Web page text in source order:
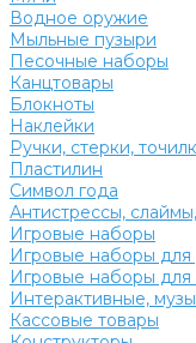
Водное оружие
Мыльные пузыри
Песочные наборы
Канцтовары
Блокноты
Наклейки
Ручки, стерки,
Пластилин
Символ года
Антистрессы,
Игровые наборы
Игровые наборы для
Игровые наборы для
Интерактивные,
Кассовые товары